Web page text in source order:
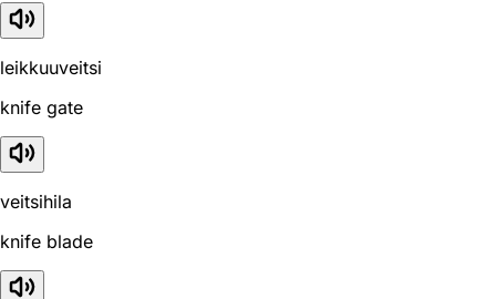
leikkuuveitsi
knife gate
veitsihila
knife blade